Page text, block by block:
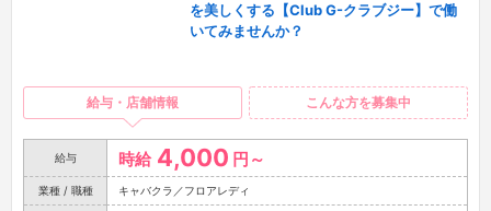
を美しくする【Club G-クラブジー】で働
いてみませんか？
給与・店舗情報 こんな方を募集中
給与 時給 4,000 円～
業種 / 職種 キャバクラ／フロアレディ